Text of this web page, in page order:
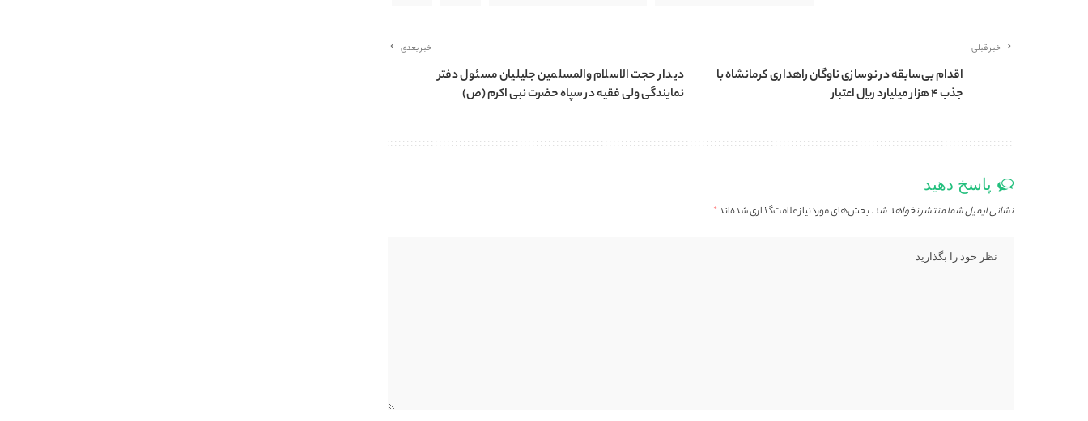
خبر قبلی
اقدام بی‌سابقه در نوسازی ناوگان راهداری کرمانشاه با
جذب ۴ هزار میلیارد ریال اعتبار
خبر بعدی
دیدار حجت الاسلام والمسلمین جلیلیان مسئول دفتر
نمایندگی ولی فقیه در سپاه حضرت نبی اکرم (ص)
پاسخ دهید
نشانی ایمیل شما منتشر نخواهد شد.بخش‌های موردنیاز علامت‌گذاری شده‌اند*